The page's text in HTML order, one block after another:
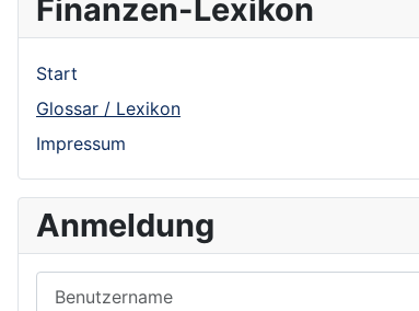
Finanzen-Lexikon
Start
Glossar / Lexikon
Impressum
Anmeldung